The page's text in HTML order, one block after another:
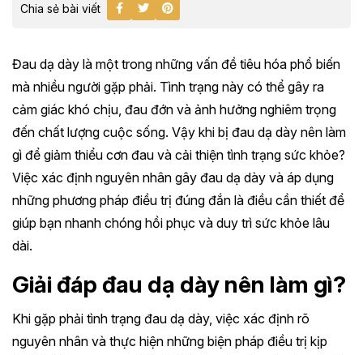
Chia sẻ bài viết
Đau dạ dày là một trong những vấn đề tiêu hóa phổ biến
mà nhiều người gặp phải. Tình trạng này có thể gây ra
cảm giác khó chịu, đau đớn và ảnh hưởng nghiêm trọng
đến chất lượng cuộc sống. Vậy khi bị đau dạ dày nên làm
gì để giảm thiểu cơn đau và cải thiện tình trạng sức khỏe?
Việc xác định nguyên nhân gây đau dạ dày và áp dụng
những phương pháp điều trị đúng đắn là điều cần thiết để
giúp bạn nhanh chóng hồi phục và duy trì sức khỏe lâu
dài.
Giải đáp đau dạ dày nên làm gì?
Khi gặp phải tình trạng đau dạ dày, việc xác định rõ
nguyên nhân và thực hiện những biện pháp điều trị kịp